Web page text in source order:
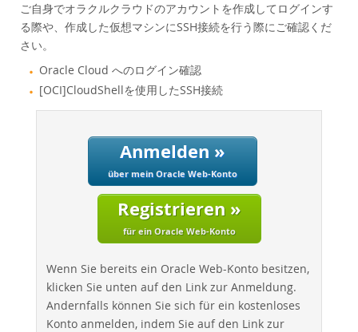
Migration
TCO Savings
Industries
Neues & Termine
Entwickler-Bereich
ご自身でオラクルクラウドのアカウントを作成してログインす
る際や、作成した仮想マシンにSSH接続を行う際にご確認くだ
さい。
Oracle Cloud へのログイン確認
[OCI]CloudShellを使用したSSH接続
Anmelden »
über mein Oracle Web-Konto
Registrieren »
für ein Oracle Web-Konto
Wenn Sie bereits ein Oracle Web-Konto besitzen,
klicken Sie unten auf den Link zur Anmeldung.
Andernfalls können Sie sich für ein kostenloses
Konto anmelden, indem Sie auf den Link zur